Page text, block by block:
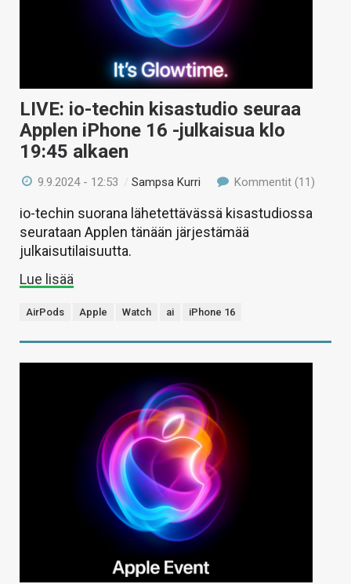
LIVE: io-techin kisastudio seuraa
Applen iPhone 16 -julkaisua klo
19:45 alkaen
9.9.2024 - 12:53 /Sampsa Kurri Kommentit (11)
io-techin suorana lähetettävässä kisastudiossa
seurataan Applen tänään järjestämää
julkaisutilaisuutta.
Lue lisää
AirPods Apple Watch ai iPhone 16